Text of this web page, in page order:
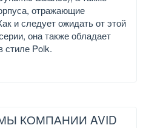
отражающие
и следует ожидать от этой
она также обладает
стиле Polk.
КОМПАНИИ AVID